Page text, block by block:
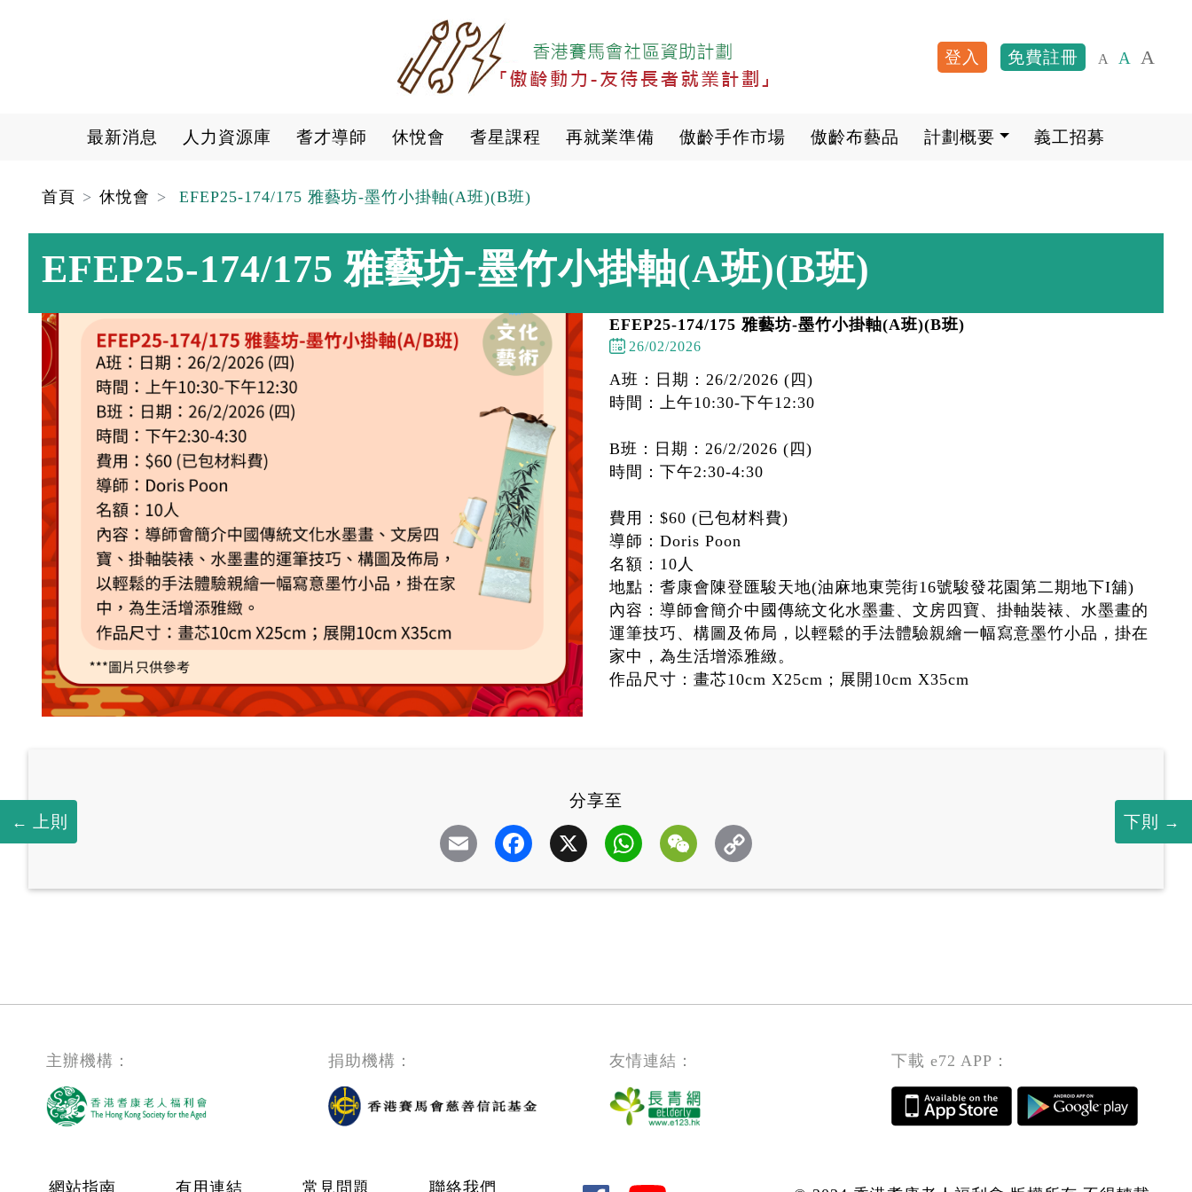
主
內
User account
登入 免費註冊 A A A
Main navigation
最新消息 人力資源庫 耆才導師 休悅會 耆星課程 再就業準備 傲齡手作市場 傲齡布藝品 計劃概要 義工招募
首頁 休悅會 EFEP25-174/175 雅藝坊-墨竹小掛軸(A班)(B班)
EFEP25-174/175 雅藝坊-墨竹小掛軸(A班)(B班)
EFEP25-174/175 雅藝坊-墨竹小掛軸(A班)(B班)
26/02/2026
A班：日期：26/2/2026 (四)
時間：上午10:30-下午12:30
B班：日期：26/2/2026 (四)
時間：下午2:30-4:30
費用：$60 (已包材料費)
導師：Doris Poon
名額：10人
地點：耆康會陳登匯駿天地(油麻地東莞街16號駿發花園第二期地下I舖)
內容：導師會簡介中國傳統文化水墨畫、文房四寶、掛軸裝裱、水墨畫的
運筆技巧、構圖及佈局，以輕鬆的手法體驗親繪一幅寫意墨竹小品，掛在
家中，為生活增添雅緻。
作品尺寸：畫芯10cm X25cm；展開10cm X35cm
上則 下則
分享至
Email Facebook
X WhatsAppWeChat
主辦機構： 捐助機構： 友情連結： 下載 e72 APP：
網站指南 有用連結 常見問題 聯絡我們